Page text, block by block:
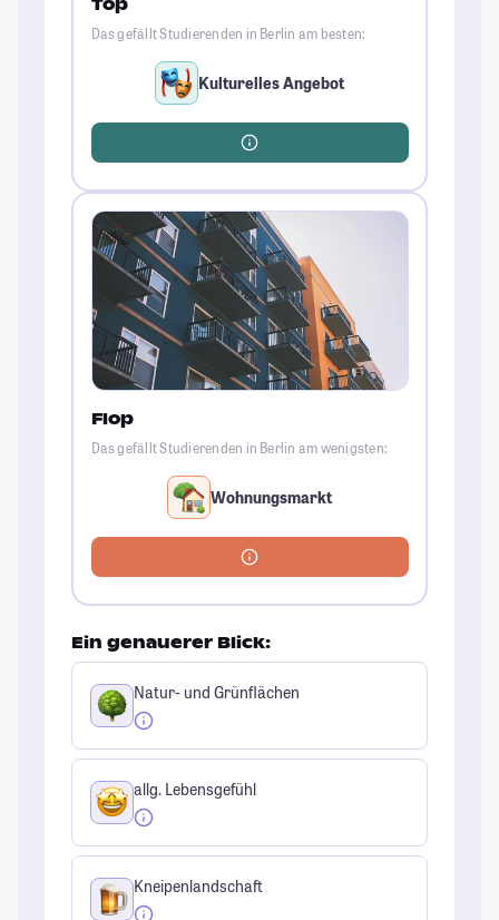
Top
Das gefällt Studierenden in Berlin am besten:
Kulturelles Angebot
Flop
Das gefällt Studierenden in Berlin am wenigsten:
Wohnungsmarkt
Ein genauerer Blick:
Natur- und Grünflächen
allg. Lebensgefühl
Kneipenlandschaft